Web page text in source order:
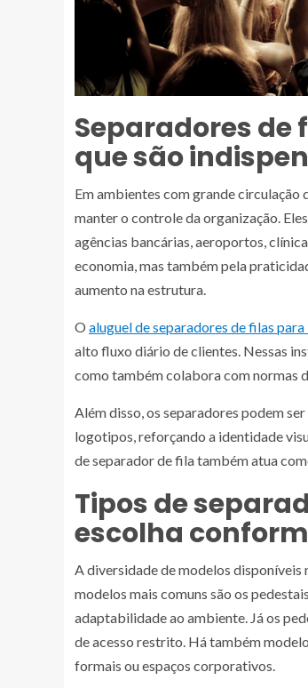
Separadores de
que são
Em ambientes com grande circulação
manter o controle da organização.
agências bancárias, aeroportos,
economia, mas também pela
aumento na estrutura.
O aluguel de separadores de filas para
alto fluxo diário de clientes. Nessas
como também colabora com normas
Além disso, os separadores podem
logotipos, reforçando a identidade
de separador de fila também atua
Tipos de
escolha
A diversidade de modelos disponíveis
modelos mais comuns são os
adaptabilidade ao ambiente. Já os
de acesso restrito. Há também
formais ou espaços corporativos.